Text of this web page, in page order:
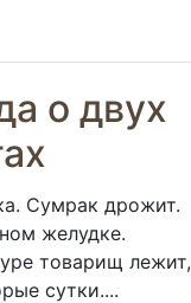
о двух
Сумрак дрожит.
желудке.
товарищ лежит,
сутки....